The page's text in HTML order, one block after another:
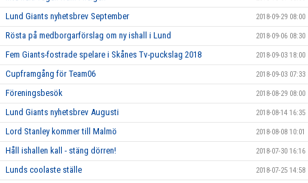
Lund Giants nyhetsbrev September 2018-09-29 08:00
Rösta på medborgarförslag om ny ishall i Lund 2018-09-06 08:30
Fem Giants-fostrade spelare i Skånes Tv-puckslag 2018 2018-09-03 18:00
Cupframgång för Team06 2018-09-03 07:33
Föreningsbesök 2018-08-29 08:00
Lund Giants nyhetsbrev Augusti 2018-08-14 16:35
Lord Stanley kommer till Malmö 2018-08-08 10:01
Håll ishallen kall - stäng dörren! 2018-07-30 16:16
Lunds coolaste ställe 2018-07-25 14:58